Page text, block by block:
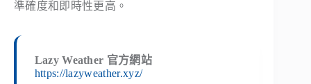
準確度和即時性更高。
Lazy Weather 官方網站
https://lazyweather.xyz/